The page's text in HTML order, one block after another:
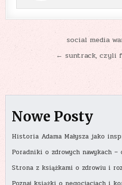
Nawigacja
wpisu
social media
← suntrack, czyli
Nowe Posty
Historia Adama Małysza jako
Poradniki o zdrowych nawykach –
Strona z książkami o zdrowiu i